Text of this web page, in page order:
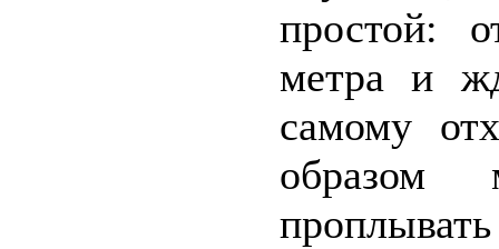
простой:
метра и
самому
образом